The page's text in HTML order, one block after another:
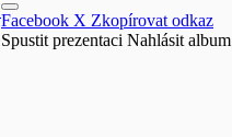
Facebook X Zkopírovat odkaz
Spustit prezentaci Nahlásit album